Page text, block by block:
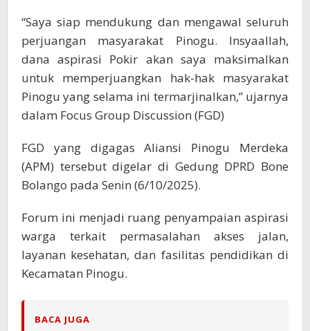
“Saya siap mendukung dan mengawal seluruh
perjuangan masyarakat Pinogu. Insyaallah,
dana aspirasi Pokir akan saya maksimalkan
untuk memperjuangkan hak-hak masyarakat
Pinogu yang selama ini termarjinalkan,” ujarnya
dalam Focus Group Discussion (FGD)
FGD yang digagas Aliansi Pinogu Merdeka
(APM) tersebut digelar di Gedung DPRD Bone
Bolango pada Senin (6/10/2025).
Forum ini menjadi ruang penyampaian aspirasi
warga terkait permasalahan akses jalan,
layanan kesehatan, dan fasilitas pendidikan di
Kecamatan Pinogu.
BACA JUGA